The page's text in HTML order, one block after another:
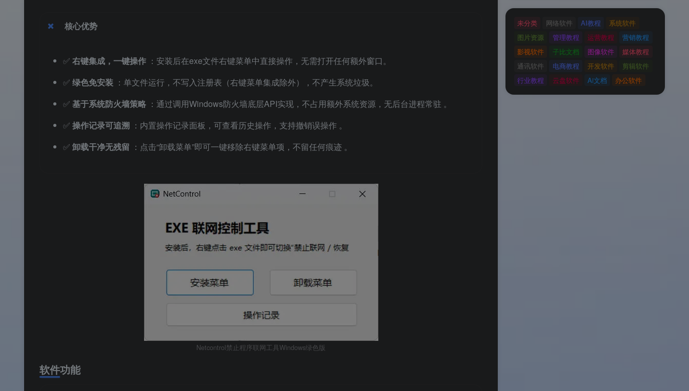
核心优势
✅ 右键集成，一键操作 ：安装后在exe文件右键菜单中直接操作，无需打开任何额外窗口。
✅ 绿色免安装 ：单文件运行，不写入注册表（右键菜单集成除外），不产生系统垃圾。
✅ 基于系统防火墙策略 ：通过调用Windows防火墙底层API实现，不占用额外系统资源，无后台进程常驻 。
✅ 操作记录可追溯 ：内置操作记录面板，可查看历史操作，支持撤销误操作 。
✅ 卸载干净无残留 ：点击“卸载菜单”即可一键移除右键菜单项，不留任何痕迹 。
Netcontrol禁止程序联网工具Windows绿色版
软件功能
未分类 网络软件 AI教程
系统软件
图片资源
管理教程 运营教程
营销教程
影视软件
子比文档 图像软件
媒体教程
通讯软件
电商教程 开发软件
剪辑软件
行业教程
云盘软件 Ai文档 办公软件